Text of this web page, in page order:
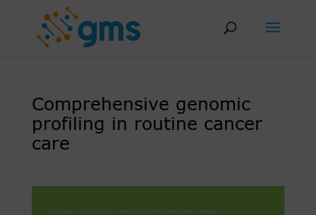
Comprehensive genomic
profiling in routine cancer
care